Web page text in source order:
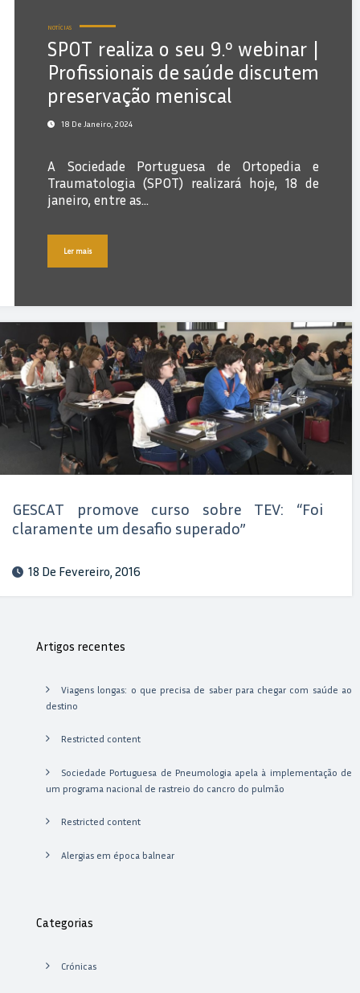
NOTÍCIAS
SPOT realiza o seu 9.º webinar |
Profissionais de saúde discutem
preservação meniscal
18 De Janeiro, 2024
A Sociedade Portuguesa de Ortopedia e
Traumatologia (SPOT) realizará hoje, 18 de
janeiro, entre as…
Ler mais
GESCAT promove curso sobre TEV: “Foi
claramente um desafio superado”
18 De Fevereiro, 2016
Artigos recentes
Viagens longas: o que precisa de saber para chegar com saúde ao
destino
Restricted content
Sociedade Portuguesa de Pneumologia apela à implementação de
um programa nacional de rastreio do cancro do pulmão
Restricted content
Alergias em época balnear
Categorias
Crónicas